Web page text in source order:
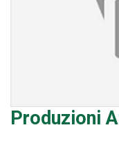
Produzioni